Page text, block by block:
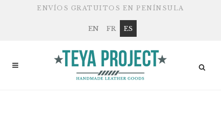
ENVÍOS GRATUITOS EN PENÍNSULA
EN FR ES